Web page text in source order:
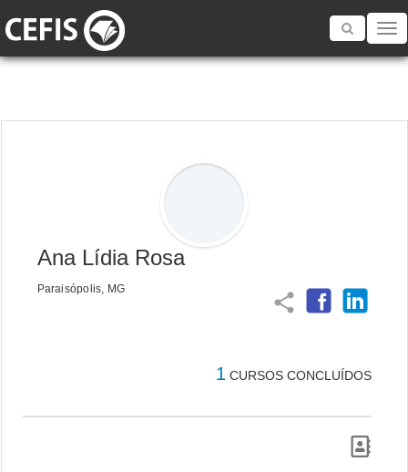
Toggle
Ana Lídia Rosa
Paraisópolis, MG
share
1 CURSOS CONCLUÍDOS